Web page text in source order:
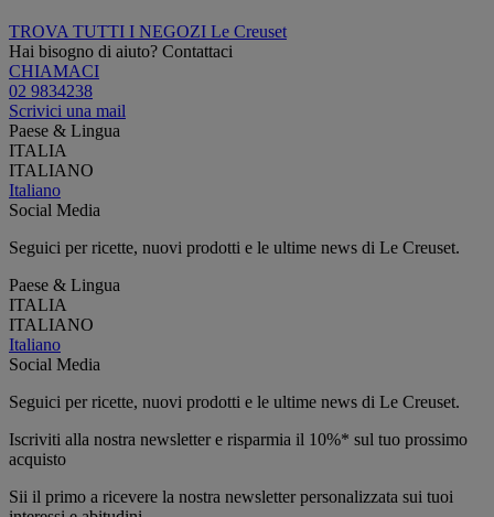
TROVA TUTTI I NEGOZI Le Creuset
Hai bisogno di aiuto? Contattaci
CHIAMACI
02 9834238
Scrivici una mail
Paese & Lingua
ITALIA
ITALIANO
Italiano
Social Media
Seguici per ricette, nuovi prodotti e le ultime news di Le Creuset.
Paese & Lingua
ITALIA
ITALIANO
Italiano
Social Media
Seguici per ricette, nuovi prodotti e le ultime news di Le Creuset.
Iscriviti alla nostra newsletter e risparmia il 10%* sul tuo prossimo
acquisto
Sii il primo a ricevere la nostra newsletter personalizzata sui tuoi